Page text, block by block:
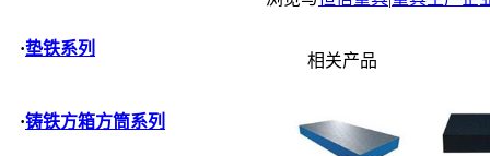
·垫铁系列
·铸铁方箱方筒系列
相关产品